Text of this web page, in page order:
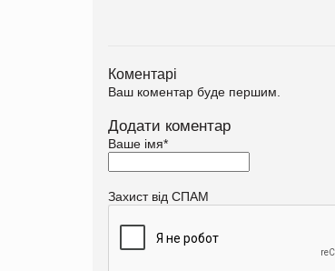
Коментарі
Ваш коментар буде першим.
Додати коментар
Ваше імя*
Захист від СПАМ